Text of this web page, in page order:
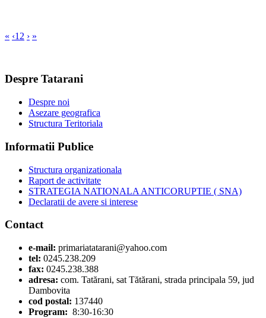
« ‹1 2 › »
Despre Tatarani
Despre noi
Asezare geografica
Structura Teritoriala
Informatii Publice
Structura organizationala
Raport de activitate
STRATEGIA NATIONALA ANTICORUPTIE ( SNA)
Declaratii de avere si interese
Contact
e-mail: primariatatarani@yahoo.com
tel: 0245.238.209
fax: 0245.238.388
adresa: com. Tatărani, sat Tătărani, strada principala 59, jud
Dambovita
cod postal: 137440
Program: 8:30-16:30